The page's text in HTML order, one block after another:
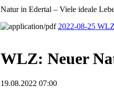
Natur in Edertal – Viele ideale
2022-08-25
WLZ: Neuer
19.08.2022 07:00